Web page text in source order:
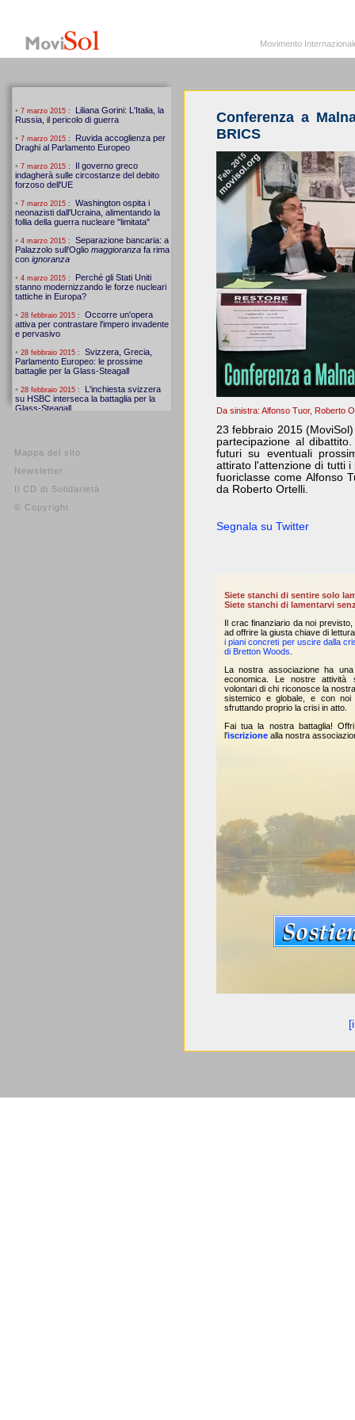
Mappa del sito
Newsletter
Il CD di Solidarietà
© Copyright
Movimento
Conferenza a
BRICS
Da sinistra: Alfonso Tuor, Roberto
23 febbraio 2015
partecipazione al
futuri su eventuali
attirato l'attenzione di tutti
fuoriclasse come Alfonso
da Roberto Ortelli.
Segnala su Twitter
Siete stanchi di sentire solo
Siete stanchi di lamentarvi
Il crac finanziario da noi
ad offrire la giusta chiave di
i piani concreti per uscire dalla
di Bretton Woods
La nostra associazione ha
economica. Le nostre attività
volontari di chi riconosce la
sistemico e globale, e con
sfruttando proprio la crisi in atto.
Fai tua la nostra battaglia!
l'iscrizione alla nostra